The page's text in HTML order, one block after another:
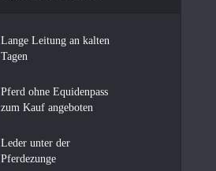
Lange Leitung an kalten
Tagen
Pferd ohne Equidenpass
zum Kauf angeboten
Leder unter der
Pferdezunge